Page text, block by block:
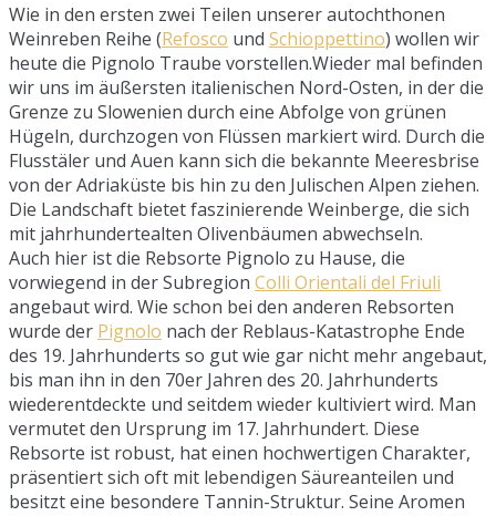
Wie in den ersten zwei Teilen unserer autochthonen
Weinreben Reihe (Refosco und Schioppettino) wollen wir
heute die Pignolo Traube vorstellen.Wieder mal befinden
wir uns im äußersten italienischen Nord-Osten, in der die
Grenze zu Slowenien durch eine Abfolge von grünen
Hügeln, durchzogen von Flüssen markiert wird. Durch die
Flusstäler und Auen kann sich die bekannte Meeresbrise
von der Adriaküste bis hin zu den Julischen Alpen ziehen.
Die Landschaft bietet faszinierende Weinberge, die sich
mit jahrhundertealten Olivenbäumen abwechseln.
Auch hier ist die Rebsorte Pignolo zu Hause, die
vorwiegend in der Subregion Colli Orientali del Friuli
angebaut wird. Wie schon bei den anderen Rebsorten
wurde der Pignolo nach der Reblaus-Katastrophe Ende
des 19. Jahrhunderts so gut wie gar nicht mehr angebaut,
bis man ihn in den 70er Jahren des 20. Jahrhunderts
wiederentdeckte und seitdem wieder kultiviert wird. Man
vermutet den Ursprung im 17. Jahrhundert. Diese
Rebsorte ist robust, hat einen hochwertigen Charakter,
präsentiert sich oft mit lebendigen Säureanteilen und
besitzt eine besondere Tannin-Struktur. Seine Aromen